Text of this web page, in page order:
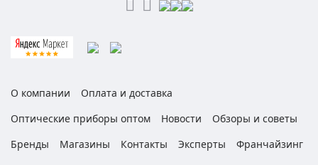
О компании
Оплата и доставка
Оптические приборы оптом
Новости
Обзоры и советы
Бренды
Магазины Контакты Эксперты
Франчайзинг